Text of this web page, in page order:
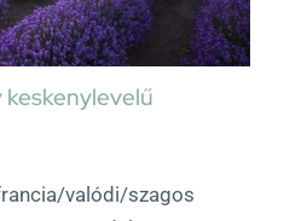
keskenylevelű
valódi/szagos